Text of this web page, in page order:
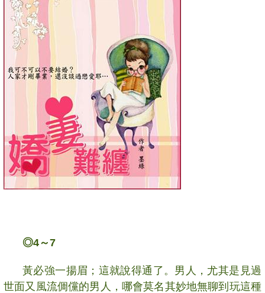
◎4～7
黃必強一揚眉；這就說得通了。男人，尤其是見過
世面又風流倜儻的男人，哪會莫名其妙地無聊到玩這種